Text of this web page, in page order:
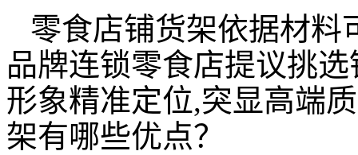
零食店铺货架依据材料
品牌连锁零食店提议挑
形象精准定位,突显高端
架有哪些优点？